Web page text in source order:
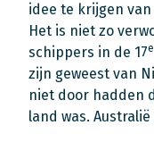
idee te krijgen
Het is niet zo
schippers in de 17e
zijn geweest van
niet door hadden
land was.